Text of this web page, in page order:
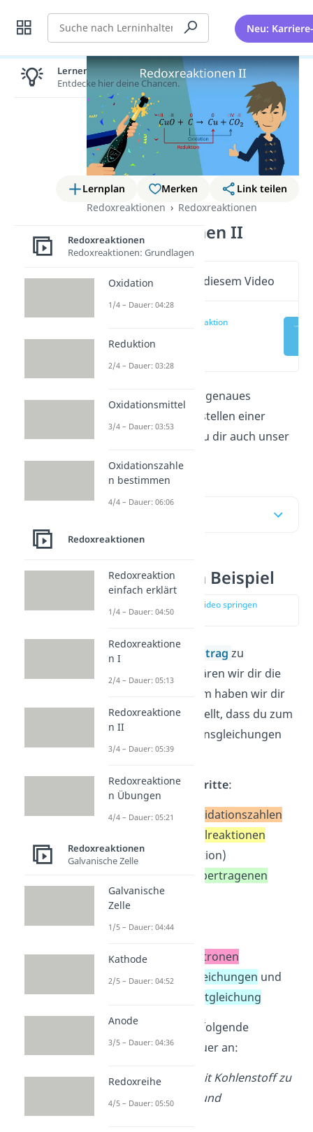
Suche Neu:
Lernplan Merken
Link teilen
Redoxreaktionen
Redoxreaktionen
Redoxreaktionen II
Wichtige Inhalte in diesem Video
Redoxreaktion
Hier zeigen wir dir ein genaues
Vorgehen für das Aufstellen einer
Redoxgleichung. Schau dir auch unser
Redoxreaktion Beispiel
zur Stelle im Video springen
(00:45)
In unserem ersten Beitrag zu
Redoxreaktionen erklären wir dir die
Grundlagen. Außerdem haben wir dir
Vorgehenvorgestellt, dass du zum
Aufstellen der Reaktionsgleichungen
brauchst.
Das sind folgende
Schritte:
Bestimmen der Oxidationszahlen
Bestimmen der Teilreaktionen
(Oxidation, Reduktion)
Einzeichnen der übertragenen
Elektronen
Stoffausgleich
Ausgleich der Elektronen
Addition der Teilgleichungen und
Kürzen der Gesamtgleichung
Wir schauen uns nun folgende
Beispielaufgabe genauer an:
Kupferoxid reagiert mit Kohlenstoff zu
elementarem Kupfer und
Kohlenstoffdioxid.
Lernen lohnt sich!
Entdecke hier deine Chancen.
Redoxreaktionen
Redoxreaktionen: Grundlagen
Oxidation
1/4 – Dauer: 04:28
Reduktion
2/4 – Dauer: 03:28
Oxidationsmittel
3/4 – Dauer: 03:53
Oxidationszahle
n bestimmen
4/4 – Dauer: 06:06
Redoxreaktionen
Redoxreaktion
einfach erklärt
1/4 – Dauer: 04:50
Redoxreaktione
n I
2/4 – Dauer: 05:13
Redoxreaktione
n II
3/4 – Dauer: 05:39
Redoxreaktione
n Übungen
4/4 – Dauer: 05:21
Redoxreaktionen
Galvanische Zelle
Galvanische
Zelle
1/5 – Dauer: 04:44
Kathode
2/5 – Dauer: 04:52
Anode
3/5 – Dauer: 04:36
Redoxreihe
4/5 – Dauer: 05:50